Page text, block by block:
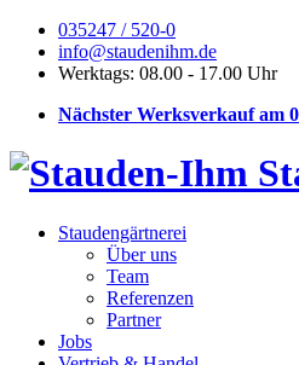
035247 / 520-0
info@staudenihm.de
Werktags: 08.00 - 17.00 Uhr
Nächster Werksverkauf am
Staudengärtnerei
Über uns
Team
Referenzen
Partner
Jobs